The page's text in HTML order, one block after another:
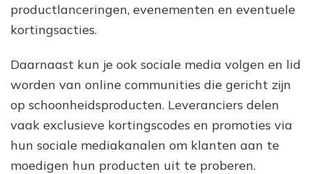
productlanceringen, evenementen en eventuele
kortingsacties.
Daarnaast kun je ook sociale media volgen en lid
worden van online communities die gericht zijn
op schoonheidsproducten. Leveranciers delen
vaak exclusieve kortingscodes en promoties via
hun sociale mediakanalen om klanten aan te
moedigen hun producten uit te proberen.